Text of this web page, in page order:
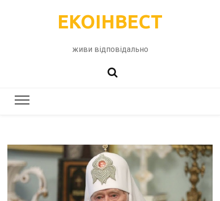
ЕКОІНВЕСТ
живи відповідально